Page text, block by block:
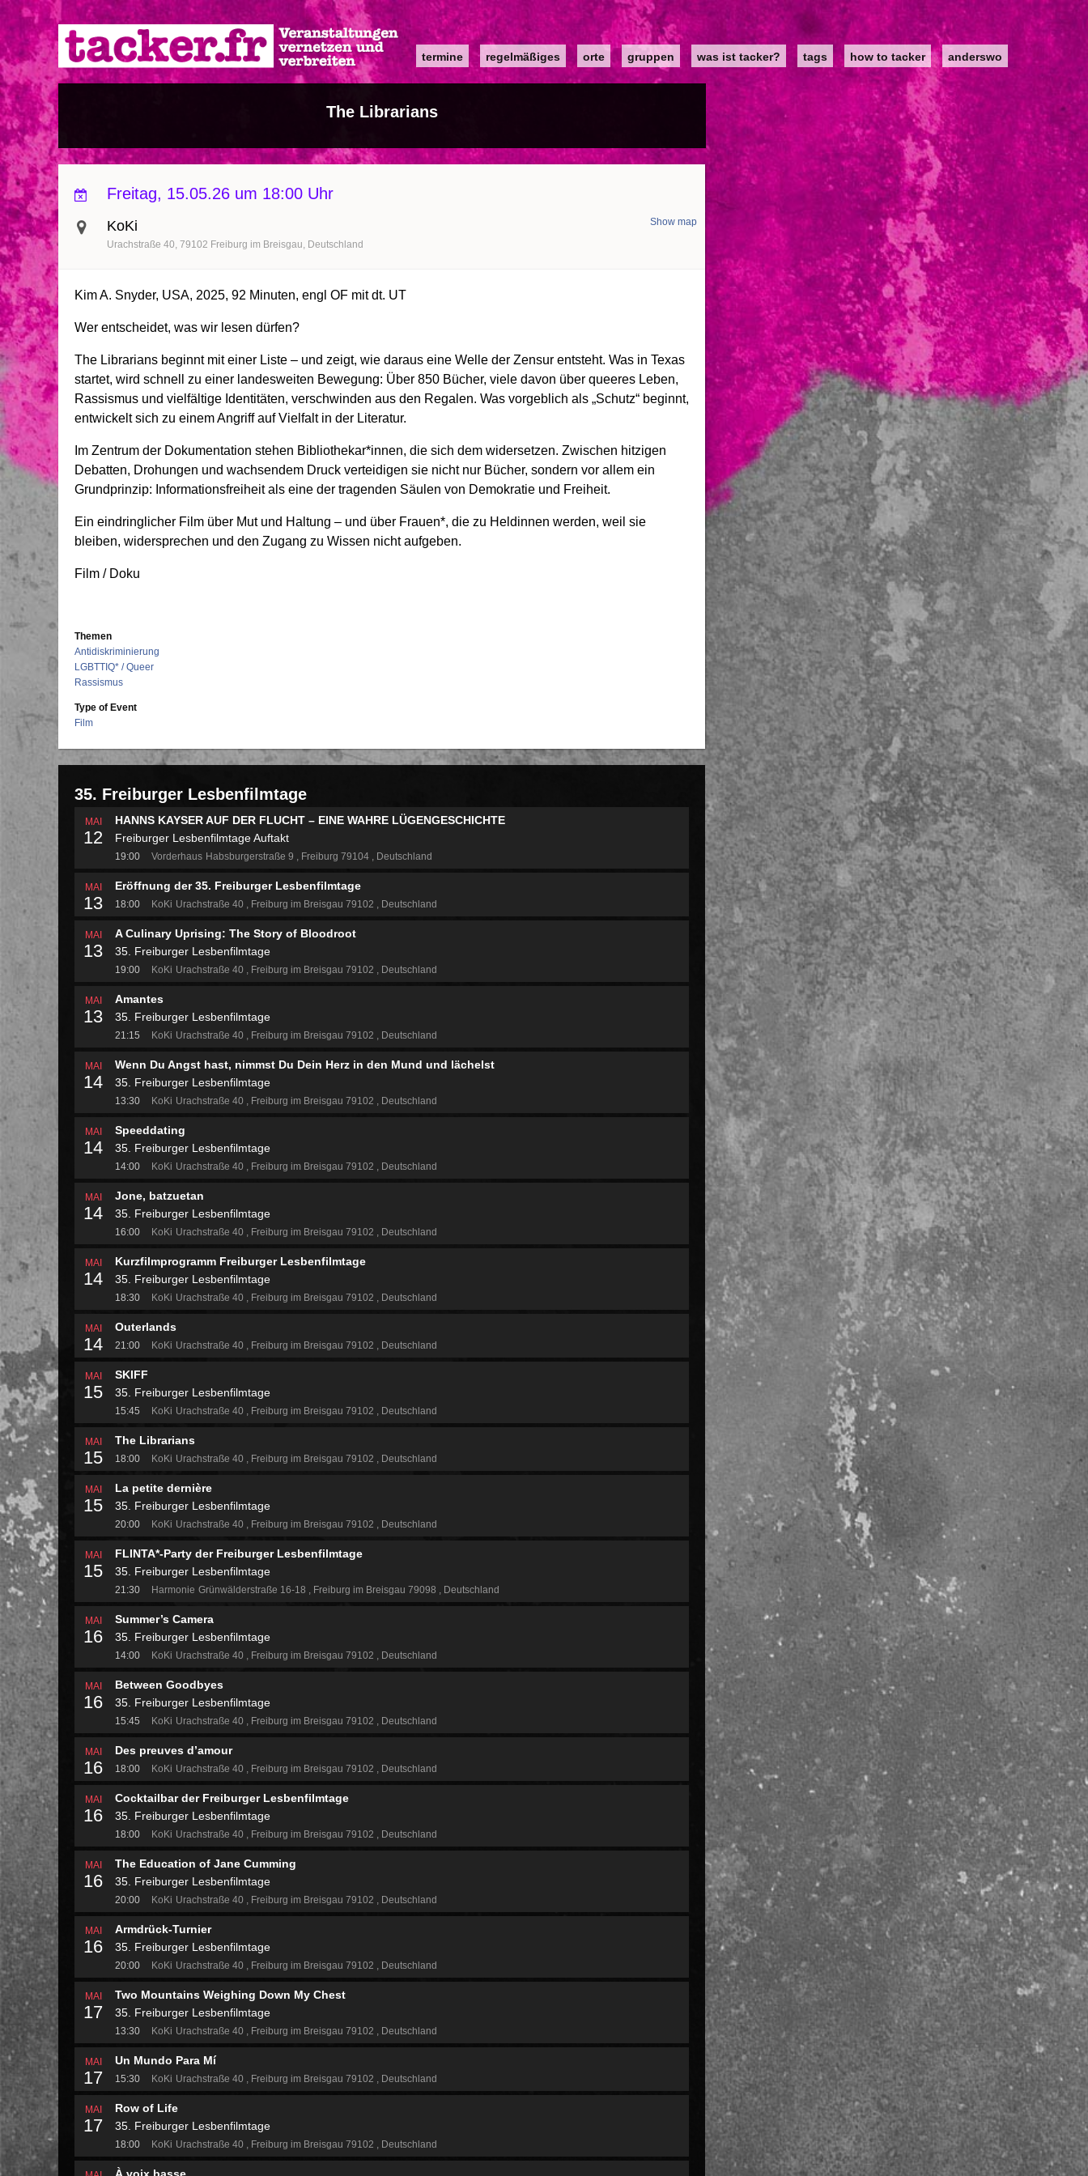
Direkt
zum
Inhalt
Main
navigation
termine regelmäßiges orte gruppen was ist tacker? tags how to tacker anderswo
The Librarians
Freitag, 15.05.26 um 18:00 Uhr
KoKi
Urachstraße 40 79102 Freiburg im Breisgau Deutschland
Show map
Kim A. Snyder, USA, 2025, 92 Minuten, engl OF mit dt. UT
Wer entscheidet, was wir lesen dürfen?
The Librarians beginnt mit einer Liste – und zeigt, wie daraus eine Welle der Zensur entsteht. Was in Texas
startet, wird schnell zu einer landesweiten Bewegung: Über 850 Bücher, viele davon über queeres Leben,
Rassismus und vielfältige Identitäten, verschwinden aus den Regalen. Was vorgeblich als „Schutz“ beginnt,
entwickelt sich zu einem Angriff auf Vielfalt in der Literatur.
Im Zentrum der Dokumentation stehen Bibliothekar*innen, die sich dem widersetzen. Zwischen hitzigen
Debatten, Drohungen und wachsendem Druck verteidigen sie nicht nur Bücher, sondern vor allem ein
Grundprinzip: Informationsfreiheit als eine der tragenden Säulen von Demokratie und Freiheit.
Ein eindringlicher Film über Mut und Haltung – und über Frauen*, die zu Heldinnen werden, weil sie
bleiben, widersprechen und den Zugang zu Wissen nicht aufgeben.
Film / Doku
Themen
Antidiskriminierung
LGBTTIQ* / Queer
Rassismus
Type of Event
Film
35. Freiburger Lesbenfilmtage
MAI
12
HANNS KAYSER AUF DER FLUCHT – EINE WAHRE LÜGENGESCHICHTE
Freiburger Lesbenfilmtage Auftakt
19:00 Vorderhaus Habsburgerstraße 9 Freiburg 79104 Deutschland
MAI
13
Eröffnung der 35. Freiburger Lesbenfilmtage
18:00 KoKi Urachstraße 40 Freiburg im Breisgau 79102 Deutschland
MAI
13
A Culinary Uprising: The Story of Bloodroot
35. Freiburger Lesbenfilmtage
19:00 KoKi Urachstraße 40 Freiburg im Breisgau 79102 Deutschland
MAI
13
Amantes
35. Freiburger Lesbenfilmtage
21:15 KoKi Urachstraße 40 Freiburg im Breisgau 79102 Deutschland
MAI
14
Wenn Du Angst hast, nimmst Du Dein Herz in den Mund und lächelst
35. Freiburger Lesbenfilmtage
13:30 KoKi Urachstraße 40 Freiburg im Breisgau 79102 Deutschland
MAI
14
Speeddating
35. Freiburger Lesbenfilmtage
14:00 KoKi Urachstraße 40 Freiburg im Breisgau 79102 Deutschland
MAI
14
Jone, batzuetan
35. Freiburger Lesbenfilmtage
16:00 KoKi Urachstraße 40 Freiburg im Breisgau 79102 Deutschland
MAI
14
Kurzfilmprogramm Freiburger Lesbenfilmtage
35. Freiburger Lesbenfilmtage
18:30 KoKi Urachstraße 40 Freiburg im Breisgau 79102 Deutschland
MAI
14
Outerlands
21:00 KoKi Urachstraße 40 Freiburg im Breisgau 79102 Deutschland
MAI
15
SKIFF
35. Freiburger Lesbenfilmtage
15:45 KoKi Urachstraße 40 Freiburg im Breisgau 79102 Deutschland
MAI
15
The Librarians
18:00 KoKi Urachstraße 40 Freiburg im Breisgau 79102 Deutschland
MAI
15
La petite dernière
35. Freiburger Lesbenfilmtage
20:00 KoKi Urachstraße 40 Freiburg im Breisgau 79102 Deutschland
MAI
15
FLINTA*-Party der Freiburger Lesbenfilmtage
35. Freiburger Lesbenfilmtage
21:30 Harmonie Grünwälderstraße 16-18 Freiburg im Breisgau 79098 Deutschland
MAI
16
Summer’s Camera
35. Freiburger Lesbenfilmtage
14:00 KoKi Urachstraße 40 Freiburg im Breisgau 79102 Deutschland
MAI
16
Between Goodbyes
35. Freiburger Lesbenfilmtage
15:45 KoKi Urachstraße 40 Freiburg im Breisgau 79102 Deutschland
MAI
16
Des preuves d’amour
18:00 KoKi Urachstraße 40 Freiburg im Breisgau 79102 Deutschland
MAI
16
Cocktailbar der Freiburger Lesbenfilmtage
35. Freiburger Lesbenfilmtage
18:00 KoKi Urachstraße 40 Freiburg im Breisgau 79102 Deutschland
MAI
16
The Education of Jane Cumming
35. Freiburger Lesbenfilmtage
20:00 KoKi Urachstraße 40 Freiburg im Breisgau 79102 Deutschland
MAI
16
Armdrück-Turnier
35. Freiburger Lesbenfilmtage
20:00 KoKi Urachstraße 40 Freiburg im Breisgau 79102 Deutschland
MAI
17
Two Mountains Weighing Down My Chest
35. Freiburger Lesbenfilmtage
13:30 KoKi Urachstraße 40 Freiburg im Breisgau 79102 Deutschland
MAI
17
Un Mundo Para Mí
15:30 KoKi Urachstraße 40 Freiburg im Breisgau 79102 Deutschland
MAI
17
Row of Life
35. Freiburger Lesbenfilmtage
18:00 KoKi Urachstraße 40 Freiburg im Breisgau 79102 Deutschland